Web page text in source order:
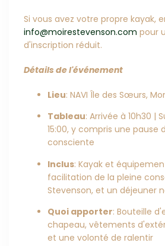
Si vous avez votre propre kayak,
info@moirestevenson.com pour
d'inscription réduit.
Détails de l'événement
Lieu: NAVI Île des Sœurs,
Tableau: Arrivée à 10h30 |
15:00, y compris une pause
consciente
Inclus: Kayak et
facilitation de la pleine
Stevenson, et un déjeuner
Quoi apporter: Bouteille
chapeau, vêtements
et une volonté de ralentir